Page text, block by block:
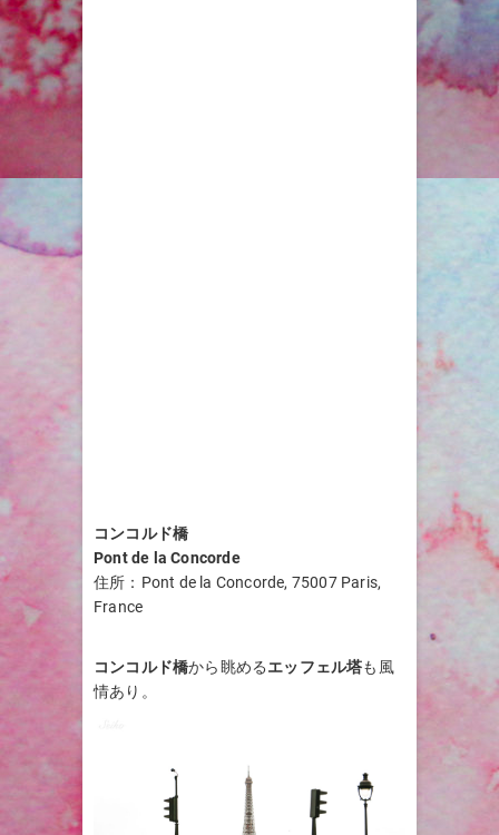
コンコルド橋
Pont de la Concorde
住所：Pont de la Concorde, 75007 Paris,
France
コンコルド橋から眺めるエッフェル塔も風
情あり。